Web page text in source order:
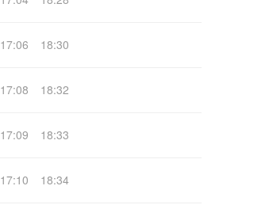
17:06 18:30
17:08 18:32
17:09 18:33
17:10 18:34